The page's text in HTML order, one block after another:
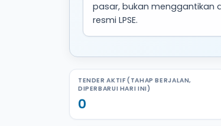
pasar, bukan menggantikan
resmi LPSE.
TENDER AKTIF (TAHAP BERJALAN,
DIPERBARUI HARI INI)
0